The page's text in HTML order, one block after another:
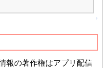
↑
報の著作権はアプリ配信